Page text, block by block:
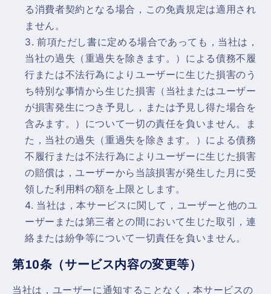
る消費者契約となる場合，この免責規定は適用され
ません。
前項ただし書に定める場合であっても，当社は，
当社の過失（重過失を除きます。）による債務不履
行または不法行為によりユーザーに生じた損害のう
ち特別な事情から生じた損害（当社またはユーザー
が損害発生につき予見し，または予見し得た場合を
含みます。）について一切の責任を負いません。ま
た，当社の過失（重過失を除きます。）による債務
不履行または不法行為によりユーザーに生じた損害
の賠償は，ユーザーから当該損害が発生した月に受
領した利用料の額を上限とします。
当社は，本サービスに関して，ユーザーと他のユ
ーザーまたは第三者との間において生じた取引，連
絡または紛争等について一切責任を負いません。
第10条（サービス内容の変更等）
当社は，ユーザーに通知することなく，本サービスの